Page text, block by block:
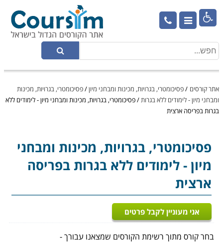

אתר קורסים /פסיכומטרי, בגרויות, מכינות ומבחני מיון/פסיכומטרי, בגרויות, מכינות
ומבחני מיון - לימודים ללא בגרות/פסיכומטרי, בגרויות, מכינות ומבחני מיון - לימודים ללא
בגרות בפריסה ארצית
פסיכומטרי, בגרויות, מכינות ומבחני
מיון - לימודים ללא בגרות בפריסה
ארצית
אני מעוניין לקבל פרטים
בחר קורס מתוך רשימת הקורסים שמצאנו עבורך -